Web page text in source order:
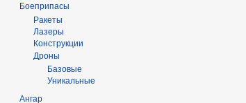
Боеприпасы
Ракеты
Лазеры
Конструкции
Дроны
Базовые
Уникальные
Ангар